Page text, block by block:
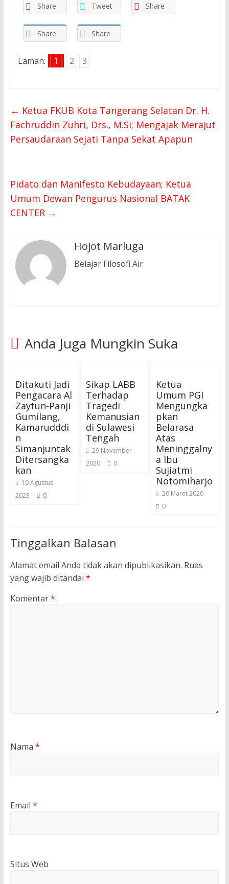
Share Tweet Share
Share Share
Laman: 1 2 3
← Ketua FKUB Kota Tangerang Selatan Dr. H.
Fachruddin Zuhri, Drs., M.Si; Mengajak Merajut
Persaudaraan Sejati Tanpa Sekat Apapun
Pidato dan Manifesto Kebudayaan; Ketua
Umum Dewan Pengurus Nasional BATAK
CENTER →
Hojot Marluga
Belajar Filosofi Air
Anda Juga Mungkin Suka
Ditakuti Jadi
Pengacara Al
Zaytun-Panji
Gumilang,
Kamarudddi
n
Simanjuntak
Ditersangka
kan
10 Agustus
2023
0
Sikap LABB
Terhadap
Tragedi
Kemanusian
di Sulawesi
Tengah
29 November
2020
0
Ketua
Umum PGI
Mengungka
pkan
Belarasa
Atas
Meninggalny
a Ibu
Sujiatmi
Notomiharjo
26 Maret 2020
0
Tinggalkan Balasan
Alamat email Anda tidak akan dipublikasikan. Ruas
yang wajib ditandai *
Komentar*
Nama *
Email *
Situs Web